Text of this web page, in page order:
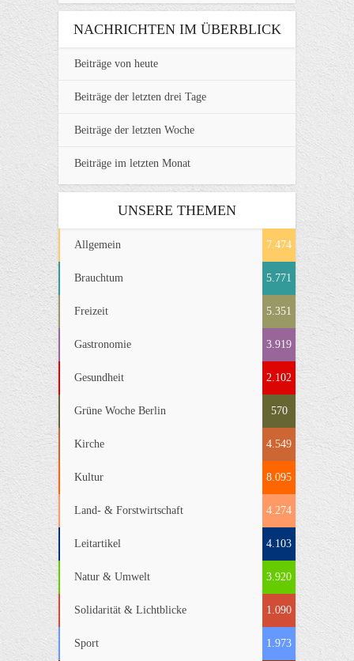
NACHRICHTEN IM ÜBERBLICK
Beiträge von heute
Beiträge der letzten drei Tage
Beiträge der letzten Woche
Beiträge im letzten Monat
UNSERE THEMEN
Allgemein 7.474
Brauchtum 5.771
Freizeit 5.351
Gastronomie 3.919
Gesundheit 2.102
Grüne Woche Berlin 570
Kirche 4.549
Kultur 8.095
Land- & Forstwirtschaft 4.274
Leitartikel 4.103
Natur & Umwelt 3.920
Solidarität & Lichtblicke 1.090
Sport 1.973